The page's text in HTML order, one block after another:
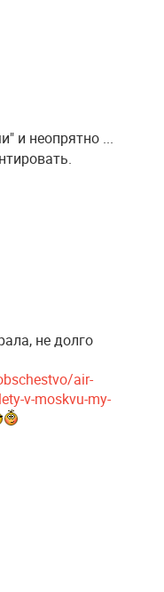
и неопрятно ...
не долго
air-
v-moskvu-my-